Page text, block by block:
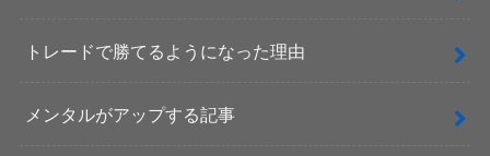
トレードで勝てるようになった理由
メンタルがアップする記事